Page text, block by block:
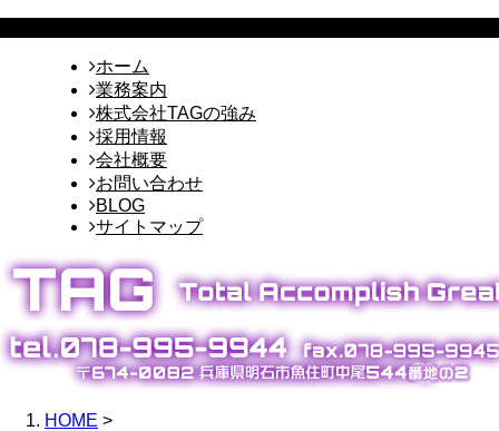
ホーム
業務案内
株式会社TAGの強み
採用情報
会社概要
お問い合わせ
BLOG
サイトマップ
HOME >